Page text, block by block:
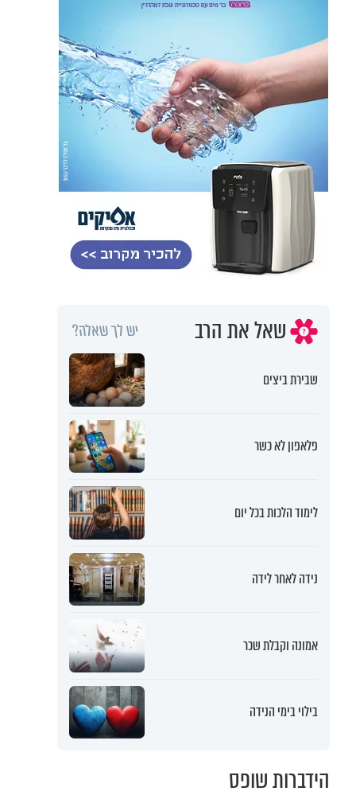
שאל את הרב יש לך שאלה?
שבירת ביצים
פלאפון לא כשר
לימוד הלכות בכל יום
נידה לאחר לידה
אמונה וקבלת שכר
בילוי בימי הנידה
הידברות שופס